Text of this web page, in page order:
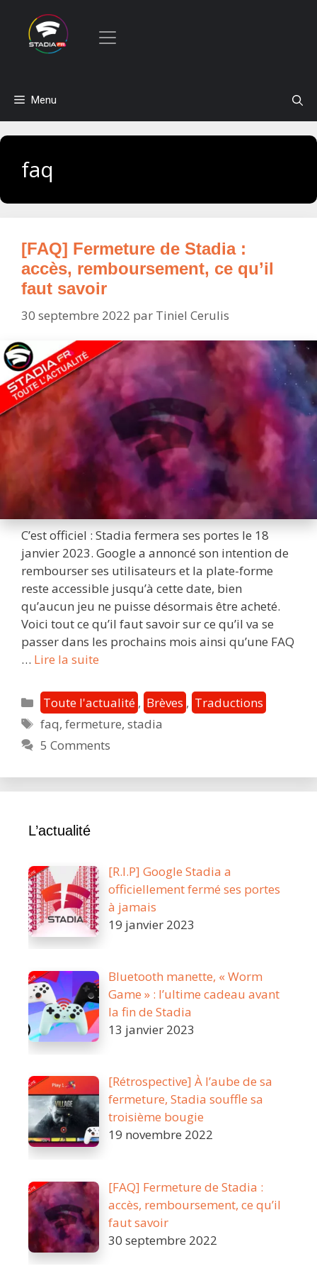
contenu
Menu
faq
[FAQ] Fermeture de Stadia :
accès, remboursement, ce qu’il
faut savoir
30 septembre 2022 par Tiniel Cerulis
C’est officiel : Stadia fermera ses portes le 18
janvier 2023. Google a annoncé son intention de
rembourser ses utilisateurs et la plate-forme
reste accessible jusqu’à cette date, bien
qu’aucun jeu ne puisse désormais être acheté.
Voici tout ce qu’il faut savoir sur ce qu’il va se
passer dans les prochains mois ainsi qu’une FAQ
… Lire la suite
de
Stadia
:
accès,
ce
Catégories
Toute l'actualité , Brèves , Traductions
Étiquettes
faq,fermeture,stadia
5 Comments
L’actualité
[R.I.P] Google Stadia a
officiellement fermé ses portes
à jamais
19 janvier 2023
Bluetooth manette, « Worm
Game » : l’ultime cadeau avant
la fin de Stadia
13 janvier 2023
[Rétrospective] À l’aube de sa
fermeture, Stadia souffle sa
troisième bougie
19 novembre 2022
[FAQ] Fermeture de Stadia :
accès, remboursement, ce qu’il
faut savoir
30 septembre 2022